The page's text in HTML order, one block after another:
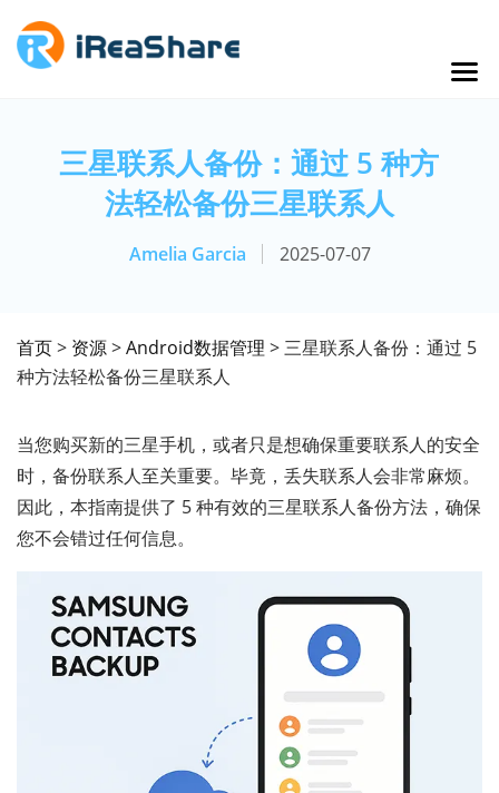
三星联系人备份：通过 5 种方
法轻松备份三星联系人
Amelia Garcia 2025-07-07
首页> 资源>Android数据管理 > 三星联系人备份：通过 5
种方法轻松备份三星联系人
当您购买新的三星手机，或者只是想确保重要联系人的安全
时，备份联系人至关重要。毕竟，丢失联系人会非常麻烦。
因此，本指南提供了 5 种有效的三星联系人备份方法，确保
您不会错过任何信息。